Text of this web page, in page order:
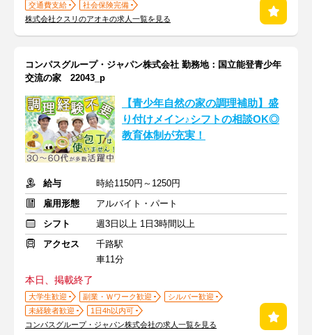
交通費支給
社会保険完備
株式会社クスリのアオキの求人一覧を見る
コンパスグループ・ジャパン株式会社 勤務地：国立能登青少年
交流の家 22043_p
【青少年自然の家の調理補助】盛
り付けメイン♪シフトの相談OK◎
教育体制が充実！
給与
時給1150円～1250円
雇用形態
アルバイト・パート
シフト
週3日以上 1日3時間以上
アクセス
千路駅
車11分
本日、掲載終了
大学生歓迎 副業・Ｗワーク歓迎
シルバー歓迎
未経験者歓迎
1日4h以内可
コンパスグループ・ジャパン株式会社の求人一覧を見る